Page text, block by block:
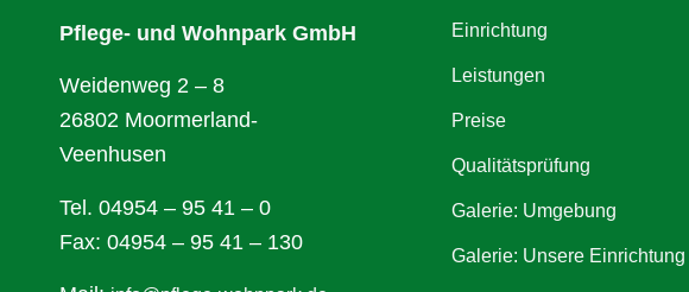
Pflege- und Wohnpark GmbH
Weidenweg 2 – 8
26802 Moormerland-
Veenhusen
Tel. 04954 – 95 41 – 0
Fax: 04954 – 95 41 – 130
Einrichtung
Leistungen
Preise
Qualitätsprüfung
Galerie: Umgebung
Galerie: Unsere Einrichtung